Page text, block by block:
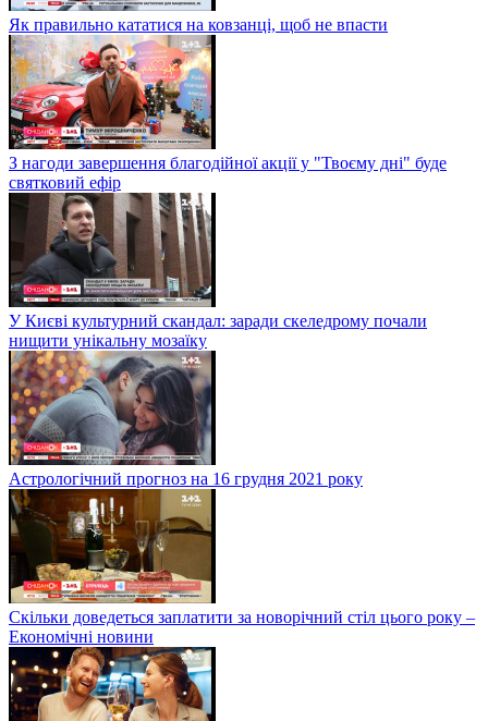
Як правильно кататися на ковзанці, щоб не впасти
З нагоди завершення благодійної акції у "Твоєму дні" буде
святковий ефір
У Києві культурний скандал: заради скеледрому почали
нищити унікальну мозаїку
Астрологічний прогноз на 16 грудня 2021 року
Скільки доведеться заплатити за новорічний стіл цього року –
Економічні новини